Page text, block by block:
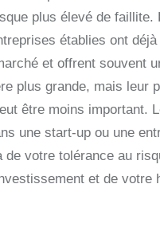
plus élevé de faillite.
établies ont
et offrent souvent
plus grande, mais leur
être moins important.
une start-up ou une
de votre tolérance au
et de votre